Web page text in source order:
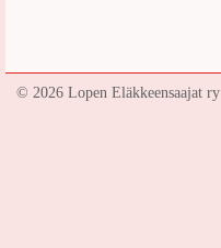
© 2026 Lopen Eläkkeensaajat ry